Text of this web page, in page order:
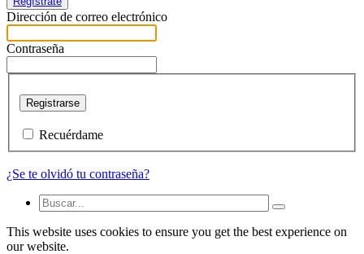
Dirección de correo electrónico
Contraseña
Registrarse
Recuérdame
¿Se te olvidó tu contraseña?
This website uses cookies to ensure you get the best experience on
our website.